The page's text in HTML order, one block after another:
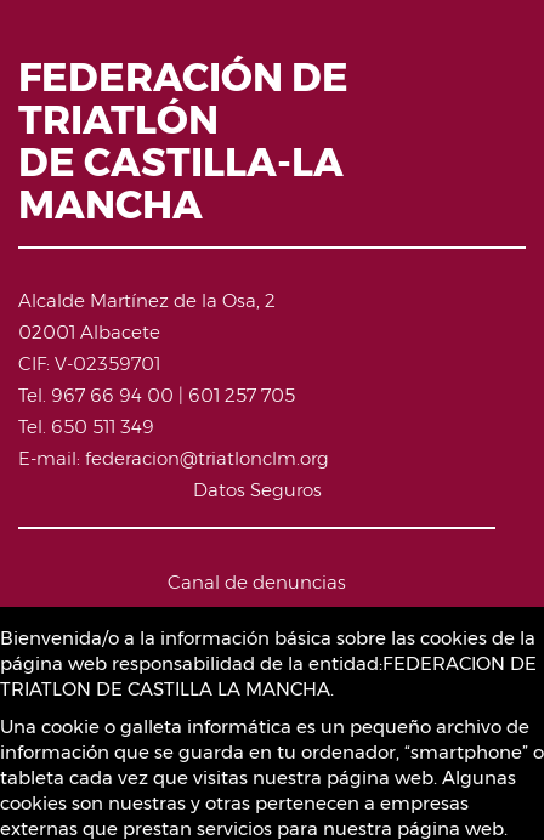
Bienvenida/o a la información básica sobre las cookies de la
página web responsabilidad de la entidad:FEDERACION DE
TRIATLON DE CASTILLA LA MANCHA.
Una cookie o galleta informática es un pequeño archivo de
información que se guarda en tu ordenador, “smartphone” o
tableta cada vez que visitas nuestra página web. Algunas
cookies son nuestras y otras pertenecen a empresas
externas que prestan servicios para nuestra página web.
FEDERACIÓN DE
TRIATLÓN
DE CASTILLA-LA
MANCHA
Alcalde Martínez de la Osa, 2
02001 Albacete
CIF: V-02359701
Tel. 967 66 94 00 | 601 257 705
Tel. 650 511 349
E-mail: federacion@triatlonclm.org
Datos Seguros
Canal de denuncias
Política de Cookies
Sustancias prohibidas